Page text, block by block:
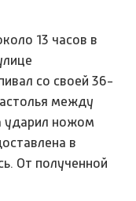
13 часов в
со своей 36-
между
ударил ножом
в
От полученной